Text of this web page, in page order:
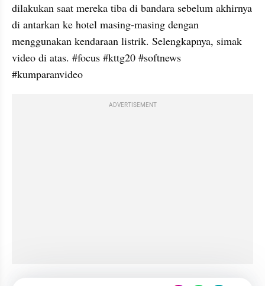
dilakukan saat mereka tiba di bandara sebelum akhirnya
di antarkan ke hotel masing-masing dengan
menggunakan kendaraan listrik. Selengkapnya, simak
video di atas. #focus #kttg20 #softnews
#kumparanvideo
ADVERTISEMENT